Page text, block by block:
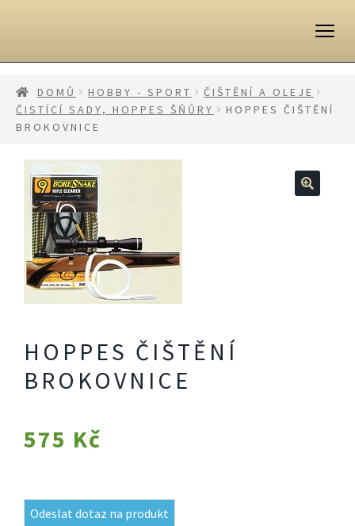
DOMŮ HOBBY - SPORT
ČIŠTĚNÍ A OLEJE
ČISTÍCÍ SADY, HOPPES ŠŇŮRY
HOPPES ČIŠTĚNÍ
BROKOVNICE
HOPPES ČIŠTĚNÍ
BROKOVNICE
575 Kč
Odeslat dotaz na produkt